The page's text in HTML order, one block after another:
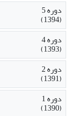
دوره 5
(1394)
دوره 4
(1393)
دوره 2
(1391)
دوره 1
(1390)